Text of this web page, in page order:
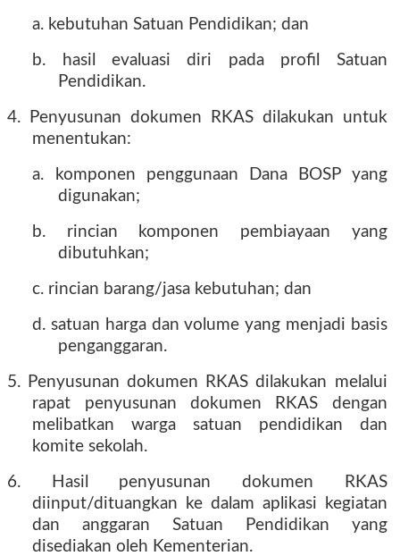
a. kebutuhan Satuan Pendidikan; dan
b. hasil evaluasi diri pada profil Satuan
Pendidikan.
4. Penyusunan dokumen RKAS dilakukan untuk
menentukan:
a. komponen penggunaan Dana BOSP yang
digunakan;
b. rincian komponen pembiayaan yang
dibutuhkan;
c. rincian barang/jasa kebutuhan; dan
d. satuan harga dan volume yang menjadi basis
penganggaran.
5. Penyusunan dokumen RKAS dilakukan melalui
rapat penyusunan dokumen RKAS dengan
melibatkan warga satuan pendidikan dan
komite sekolah.
6. Hasil penyusunan dokumen RKAS
diinput/dituangkan ke dalam aplikasi kegiatan
dan anggaran Satuan Pendidikan yang
disediakan oleh Kementerian.